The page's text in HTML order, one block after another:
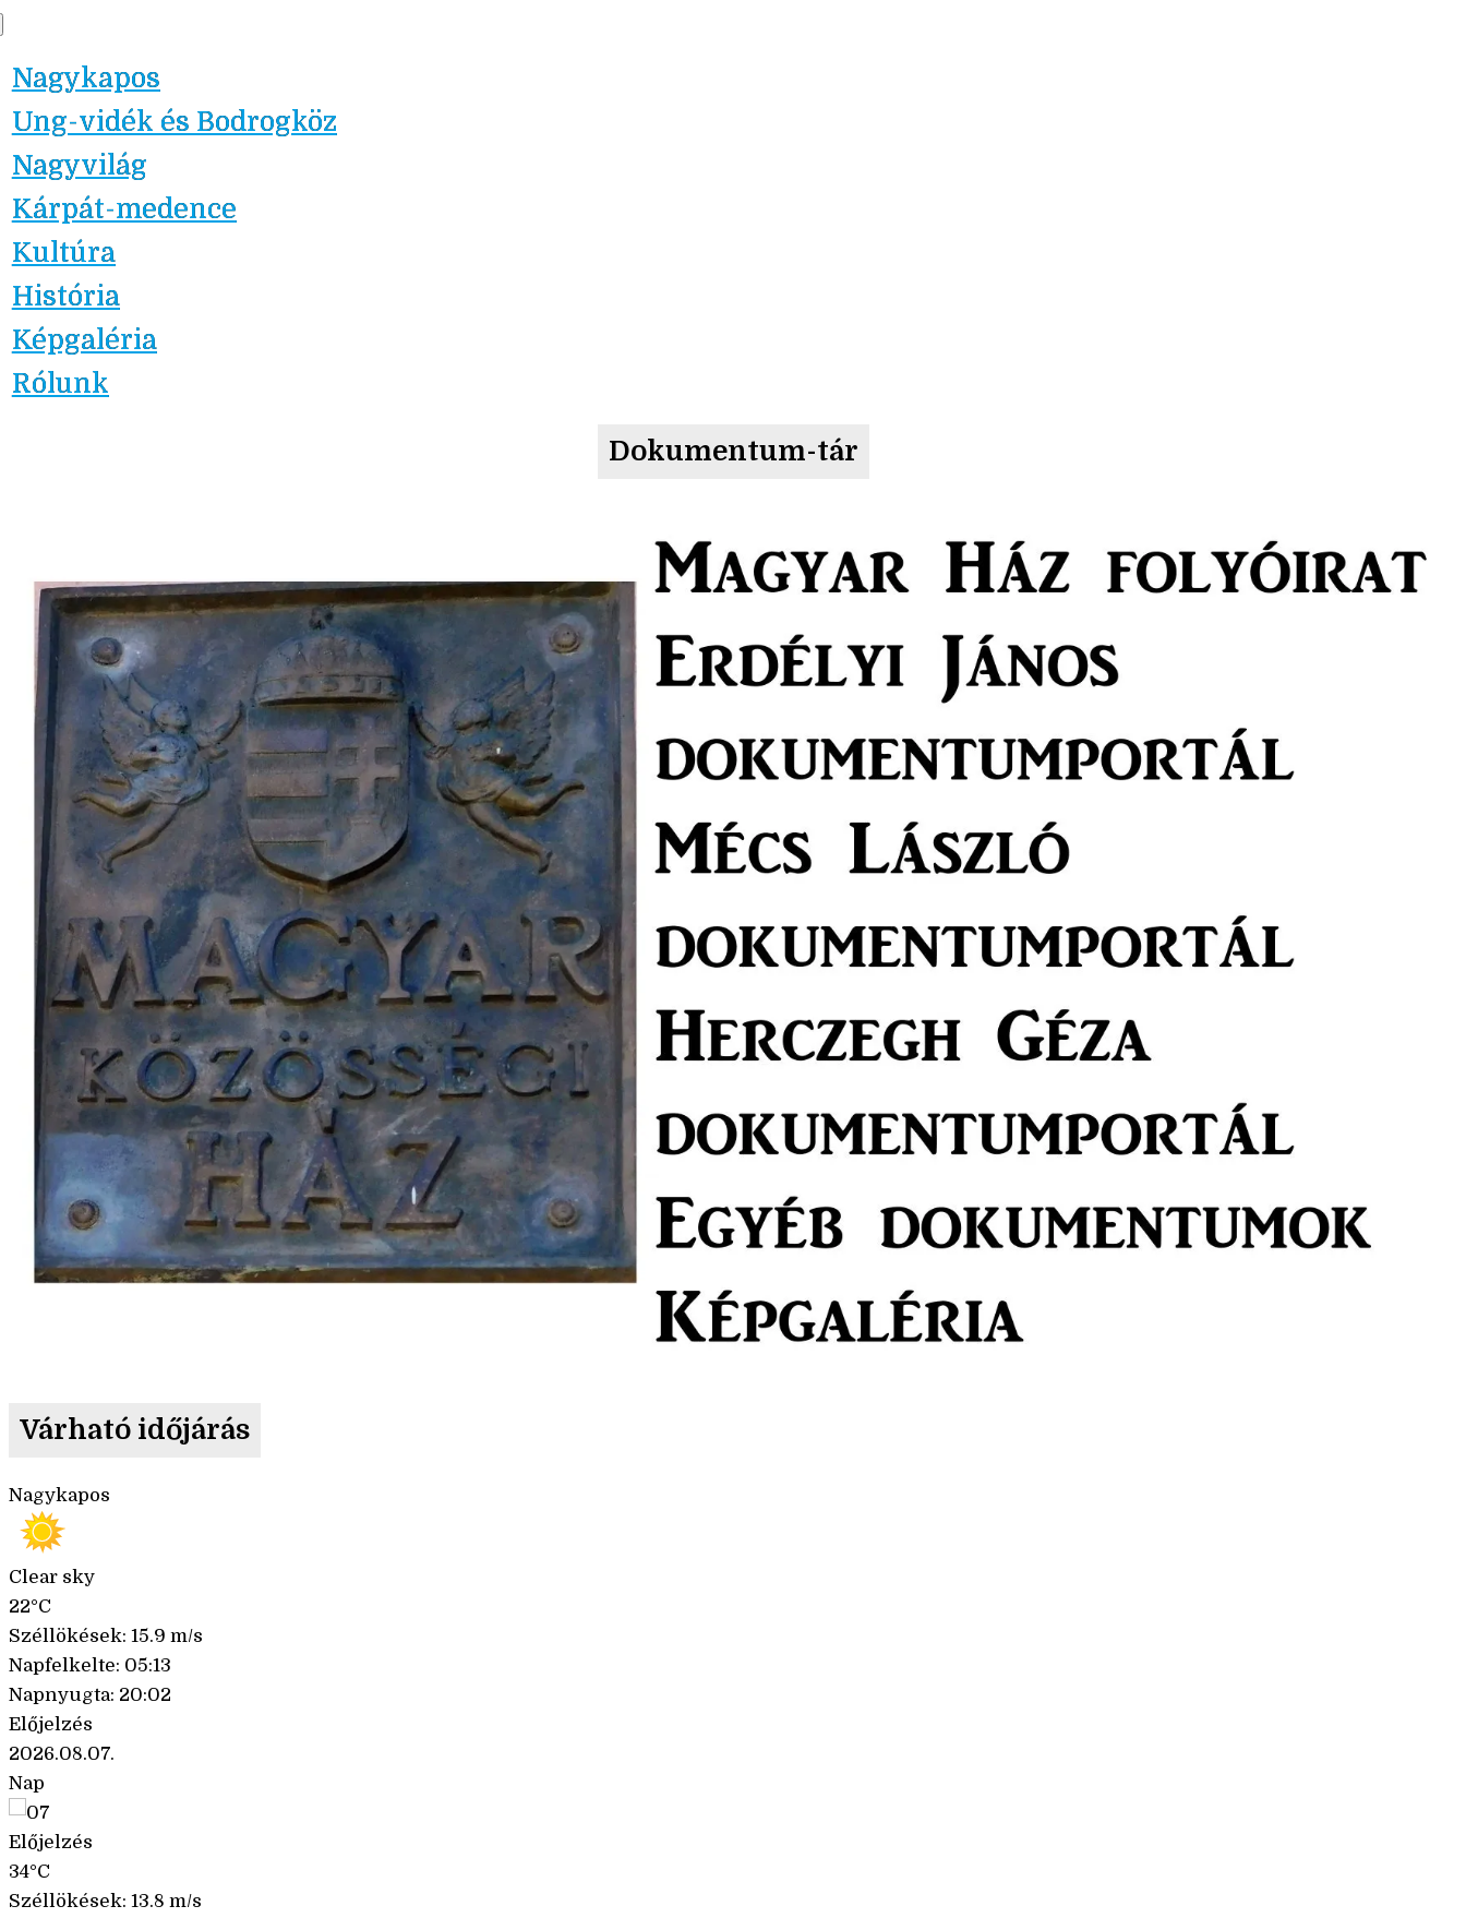
content
Nagykapos
Ung-vidék és Bodrogköz
Nagyvilág
Kárpát-medence
Kultúra
História
Képgaléria
Rólunk
Dokumentum-tár
Várható időjárás
Nagykapos
Clear sky
22°C
Széllökések: 15.9 m/s
Napfelkelte: 05:13
Napnyugta: 20:02
Előjelzés
2026.08.07.
Nap
Előjelzés
34°C
Széllökések: 13.8 m/s